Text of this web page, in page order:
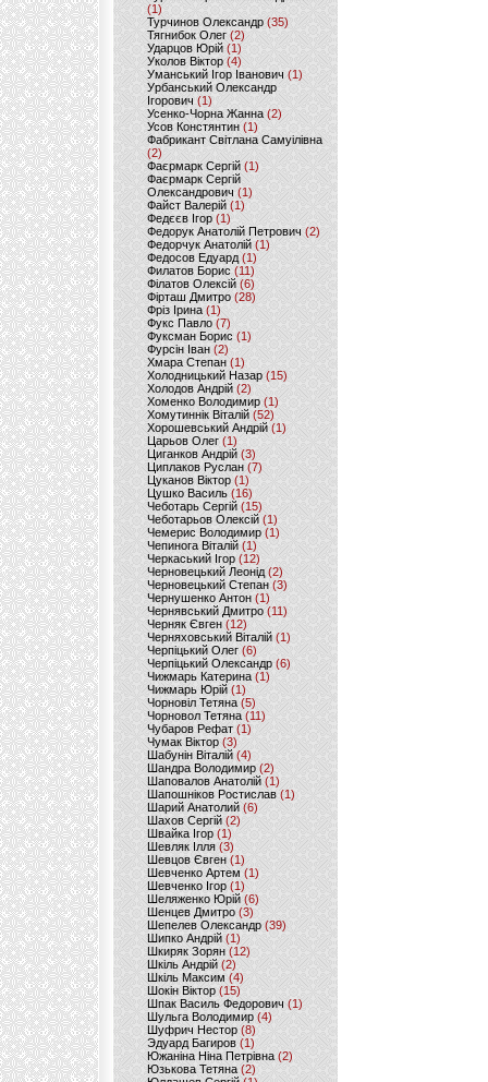
(1)
Турчинов Олександр(35)
Тягнибок Олег (2)
Ударцов Юрій (1)
Уколов Віктор(4)
Уманський Ігор Іванович(1)
Урбанський Олександр
Ігорович (1)
Усенко-Чорна Жанна (2)
Усов Констянтин(1)
Фабрикант Світлана Самуілівна
(2)
Фаєрмарк Сергій(1)
Фаєрмарк Сергій
Олександрович (1)
Файст Валерій(1)
Федєєв Ігор (1)
Федорук Анатолій Петрович (2)
Федорчук Анатолій (1)
Федосов Едуард (1)
Филатов Борис (11)
Філатов Олексій (6)
Фірташ Дмитро (28)
Фріз Ірина (1)
Фукс Павло (7)
Фуксман Борис (1)
Фурсін Іван (2)
Хмара Степан(1)
Холодницький Назар(15)
Холодов Андрій (2)
Хоменко Володимир (1)
Хомутиннік Віталій (52)
Хорошевський Андрій (1)
Царьов Олег (1)
Циганков Андрій (3)
Циплаков Руслан(7)
Цуканов Віктор (1)
Цушко Василь (16)
Чеботарь Сергій (15)
Чеботарьов Олексій (1)
Чемерис Володимир (1)
Чепинога Віталій (1)
Черкаський Ігор (12)
Черновецький Леонід(2)
Черновецький Степан (3)
Чернушенко Антон (1)
Чернявський Дмитро(11)
Черняк Євген(12)
Черняховський Віталій (1)
Черпіцький Олег (6)
Черпіцький Олександр (6)
Чижмарь Катерина (1)
Чижмарь Юрій (1)
Чорновіл Тетяна (5)
Чорновол Тетяна (11)
Чубаров Рефат (1)
Чумак Віктор(3)
Шабунін Віталій (4)
Шандра Володимир (2)
Шаповалов Анатолій(1)
Шапошніков Ростислав(1)
Шарий Анатолий(6)
Шахов Сергій(2)
Швайка Ігор (1)
Шевляк Ілля (3)
Шевцов Євген (1)
Шевченко Артем(1)
Шевченко Ігор(1)
Шеляженко Юрій (6)
Шенцев Дмитро (3)
Шепелев Олександр (39)
Шипко Андрій(1)
Шкиряк Зорян(12)
Шкіль Андрій(2)
Шкіль Максим (4)
Шокін Віктор (15)
Шпак Василь Федорович (1)
Шульга Володимир (4)
Шуфрич Нестор(8)
Эдуард Багиров (1)
Южаніна Ніна Петрівна (2)
Юзькова Тетяна(2)